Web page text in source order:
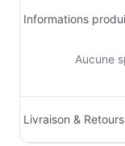
Informations
Aucune
Livraison & Retours